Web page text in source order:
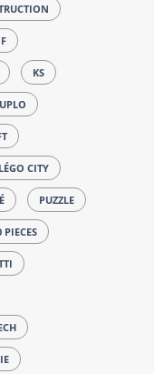
KS
LÉGO CITY
PUZZLE
PIECES